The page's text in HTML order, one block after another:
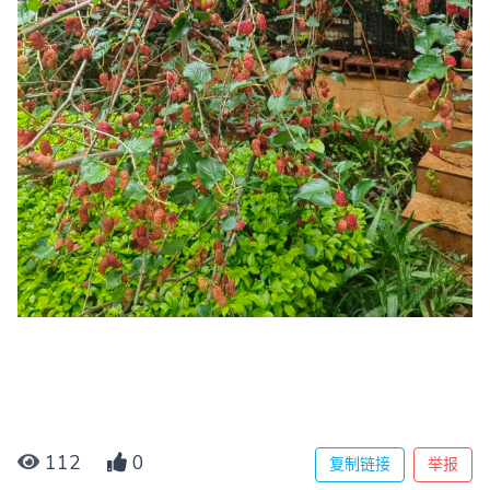
112 0 复制链接 举报